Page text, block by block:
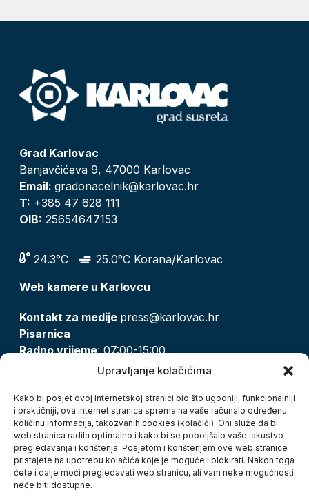
Upravljanje kolačićima
Kako bi posjet ovoj internetskoj stranici bio što ugodniji, funkcionalniji
i praktičniji, ova internet stranica sprema na vaše računalo određenu
količinu informacija, takozvanih cookies (kolačići). Oni služe da bi
web stranica radila optimalno i kako bi se poboljšalo vaše iskustvo
pregledavanja i korištenja. Posjetom i korištenjem ove web stranice
pristajete na upotrebu kolačića koje je moguće i blokirati. Nakon toga
ćete i dalje moći pregledavati web stranicu, ali vam neke mogućnosti
neće biti dostupne.
Grad Karlovac
Banjavčićeva 9, 47000 Karlovac
Email: gradonacelnik@karlovac.hr
T: +385 47 628 111
OIB: 25654647153
24.3°C
25.0°C Korana/Karlovac
Web kamere u Karlovcu
Kontakt za medije press@karlovac.hr
Pisarnica
Radno vrijeme: 07:00-15:00
pisarnica@karlovac.hr
Zaštita osobnih podataka
Pristup informacijama
Kolačići
Izjava o pristupačnosti